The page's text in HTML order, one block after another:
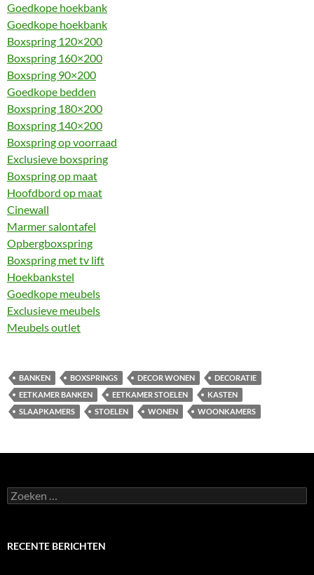
Goedkope hoekbank
Goedkope hoekbank
Boxspring 120×200
Boxspring 160×200
Boxspring 90×200
Goedkope bedden
Boxspring 180×200
Boxspring 140×200
Boxspring op voorraad
Exclusieve boxspring
Boxspring op maat
Hoofdbord op maat
Cinewall
Marmer salontafel
Opbergboxspring
Boxspring met tv lift
Hoekbankstel
Goedkope meubels
Exclusieve meubels
Meubels outlet
BANKEN BOXSPRINGS DECOR WONEN
DECORATIE
EETKAMER BANKEN
EETKAMER STOELEN
KASTEN
SLAAPKAMERS
STOELEN WONEN WOONKAMERS
Zoeken
naar:
RECENTE BERICHTEN